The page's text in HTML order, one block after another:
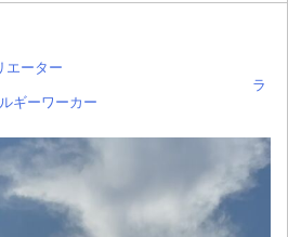
エーター
ギーワーカー